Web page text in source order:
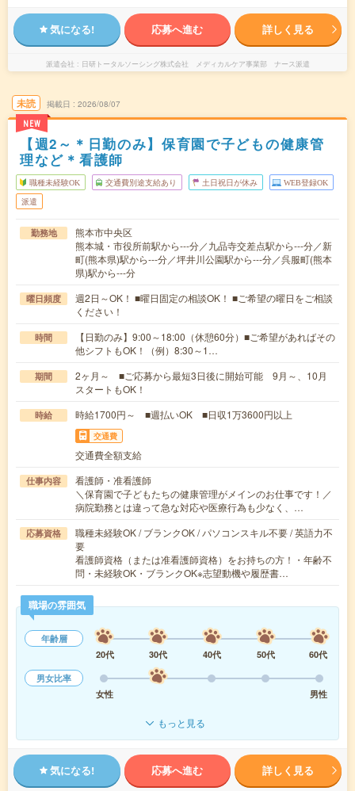
気になる! 応募へ進む 詳しく見る
派遣会社 日研トータルソーシング株式会社 メディカルケア事業部 ナース派遣
未読
NEW
掲載日 2026/08/07
【週2～＊日勤のみ】保育園で子どもの健康管
理など＊看護師
職種未経験OK 交通費別途支給あり 土日祝日が休み WEB登録OK
派遣
勤務地
熊本市中央区
熊本城・市役所前駅から---分／九品寺交差点駅から---分／新
町(熊本県)駅から---分／坪井川公園駅から---分／呉服町(熊本
県)駅から---分
曜日頻度
週2日～OK！ ■曜日固定の相談OK！ ■ご希望の曜日をご相談
ください！
時間
【日勤のみ】9:00～18:00（休憩60分）■ご希望があればその
他シフトもOK！（例）8:30～1…
期間
2ヶ月～ ■ご応募から最短3日後に開始可能 9月～、10月
スタートもOK！
時給 時給1700円～ ■週払いOK ■日収1万3600円以上
交通費
交通費全額支給
仕事内容
看護師・准看護師
＼保育園で子どもたちの健康管理がメインのお仕事です！／
病院勤務とは違って急な対応や医療行為も少なく、…
応募資格
職種未経験OK / ブランクOK / パソコンスキル不要 / 英語力不
要
看護師資格（または准看護師資格）をお持ちの方！・年齢不
問・未経験OK・ブランクOK※志望動機や履歴書…
職場の雰囲気
年齢層
20代
30代 40代 50代
60代
男女比率
女性
男性
もっと見る
気になる! 応募へ進む 詳しく見る